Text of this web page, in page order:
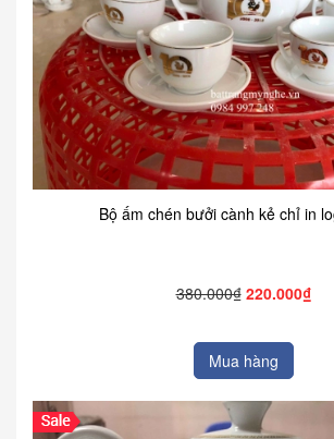
Bộ ấm chén bưởi cành kẻ chỉ in
380.000₫ 220.000₫
Mua hàng